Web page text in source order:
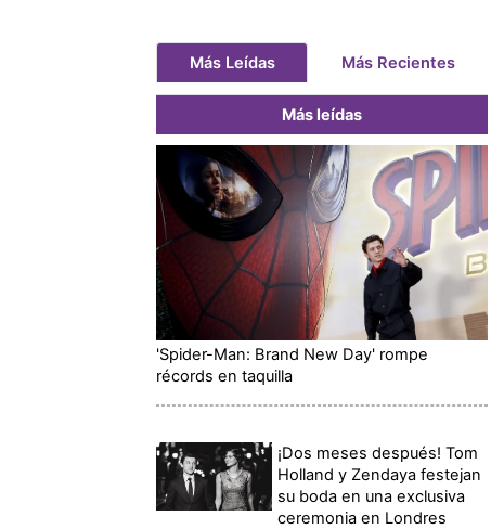
Más Leídas Más Recientes
Más leídas
'Spider-Man: Brand New Day' rompe
récords en taquilla
¡Dos meses después! Tom
Holland y Zendaya festejan
su boda en una exclusiva
ceremonia en Londres